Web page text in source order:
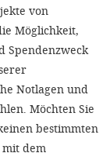
von
Möglichkeit,
Spendenzweck
Notlagen und
Möchten Sie
bestimmten
mit dem